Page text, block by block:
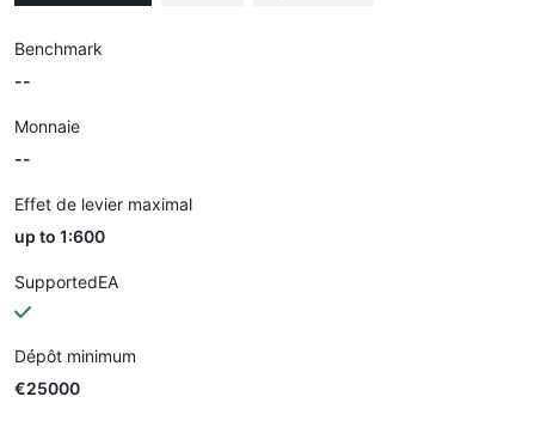
Benchmark
--
Monnaie
--
Effet de levier maximal
up to 1:600
SupportedEA
Dépôt minimum
€25000